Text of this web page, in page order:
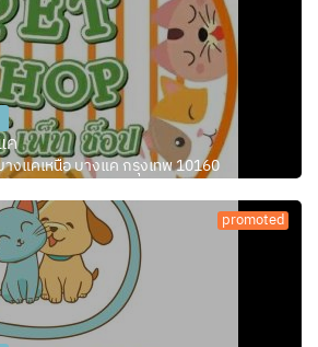
ค
งแคเหนือ บางแค กรุงเทพ 10160
promoted